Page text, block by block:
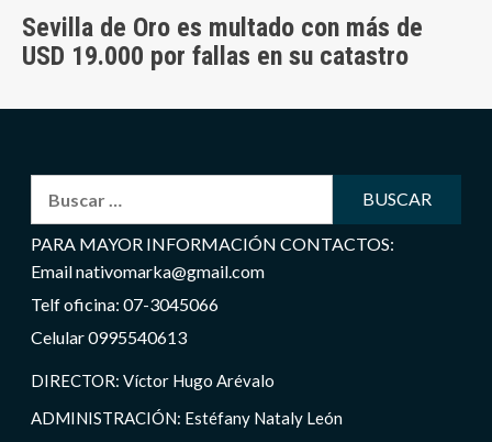
Sevilla de Oro es multado con más de
USD 19.000 por fallas en su catastro
PARA MAYOR INFORMACIÓN CONTACTOS:
Email nativomarka@gmail.com
Telf oficina: 07-3045066
Celular 0995540613
DIRECTOR: Víctor Hugo Arévalo
ADMINISTRACIÓN: Estéfany Nataly León